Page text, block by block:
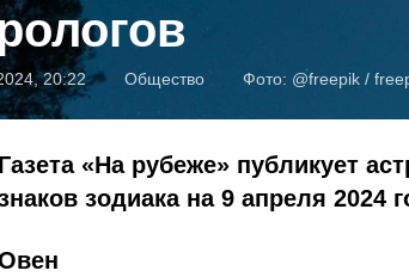
20:22 Общество Фото: @freepik /
Газета «На рубеже» публикует
зодиака на 9 апреля 2024